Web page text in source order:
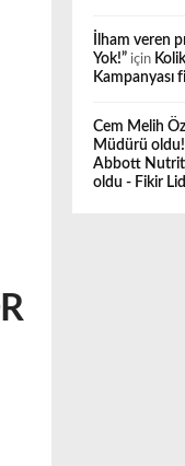
İlham veren
Yok!”için
Kampanyası
Cem Melih
Müdürü oldu!
Abbott
oldu - Fikir